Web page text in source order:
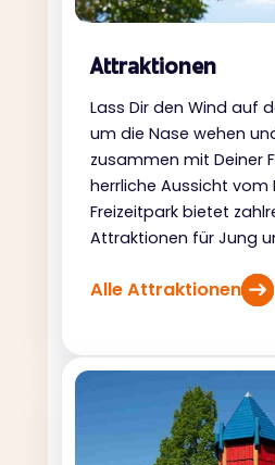
Attraktionen
Lass Dir den Wind auf
um die Nase wehen
zusammen mit Deiner
herrliche Aussicht vom
Freizeitpark bietet
Attraktionen für Jung
Alle Attraktionen